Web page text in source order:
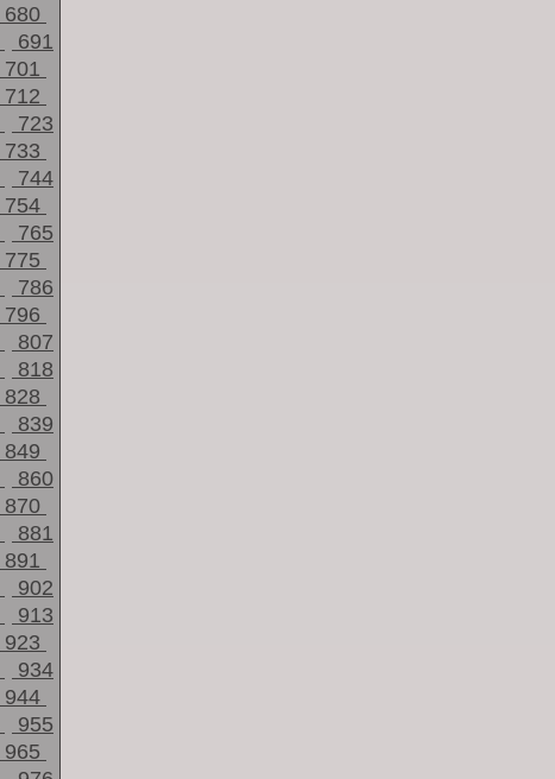
680
691
701
712
723
733
744
754
765
775
786
796
807
818
828
839
849
860
870
881
891
902
913
923
934
944
955
965